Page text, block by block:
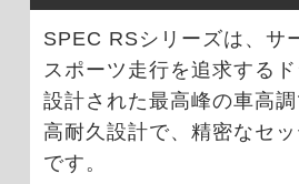
SPEC RSシリーズは、サ
スポーツ走行を追求する
設計された最高峰の車高調
高耐久設計で、精密なセ
です。